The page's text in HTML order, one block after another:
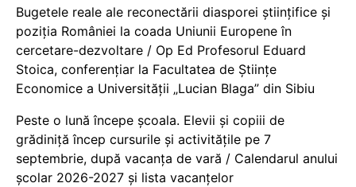
Bugetele reale ale reconectării diasporei științifice și
poziția României la coada Uniunii Europene în
cercetare-dezvoltare / Op Ed Profesorul Eduard
Stoica, conferențiar la Facultatea de Științe
Economice a Universității „Lucian Blaga” din Sibiu
Peste o lună începe școala. Elevii și copiii de
grădiniță încep cursurile și activitățile pe 7
septembrie, după vacanța de vară / Calendarul anului
școlar 2026-2027 și lista vacanțelor